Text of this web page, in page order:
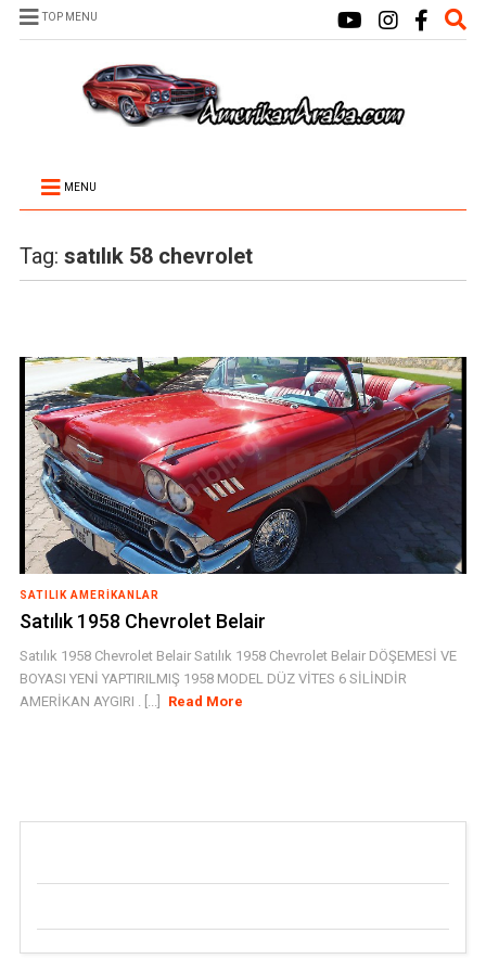
TOP MENU
MENU
Tag: satılık 58 chevrolet
SATILIK AMERIKANLAR
Satılık 1958 Chevrolet Belair
Satılık 1958 Chevrolet Belair Satılık 1958 Chevrolet Belair DÖŞEMESİ VE
BOYASI YENİ YAPTIRILMIŞ 1958 MODEL DÜZ VİTES 6 SİLİNDİR
AMERİKAN AYGIRI . [...]
Read More